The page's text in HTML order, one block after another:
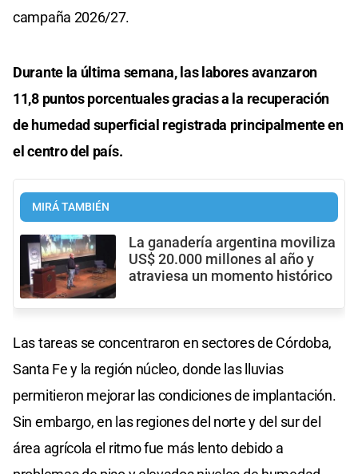
campaña 2026/27.
Durante la última semana, las labores avanzaron
11,8 puntos porcentuales gracias a la recuperación
de humedad superficial registrada principalmente en
el centro del país.
MIRÁ TAMBIÉN
La ganadería argentina moviliza
US$ 20.000 millones al año y
atraviesa un momento histórico
Las tareas se concentraron en sectores de Córdoba,
Santa Fe y la región núcleo, donde las lluvias
permitieron mejorar las condiciones de implantación.
Sin embargo, en las regiones del norte y del sur del
área agrícola el ritmo fue más lento debido a